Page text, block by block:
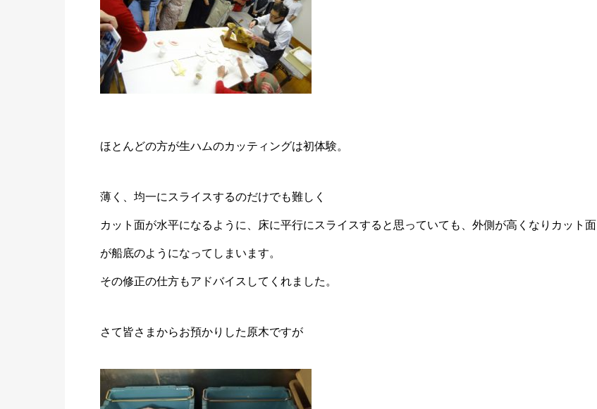
ほとんどの方が生ハムのカッティングは初体験。
薄く、均一にスライスするのだけでも難しく
カット面が水平になるように、床に平行にスライスすると思っていても、外側が高くなりカット面
が船底のようになってしまいます。
その修正の仕方もアドバイスしてくれました。
さて皆さまからお預かりした原木ですが